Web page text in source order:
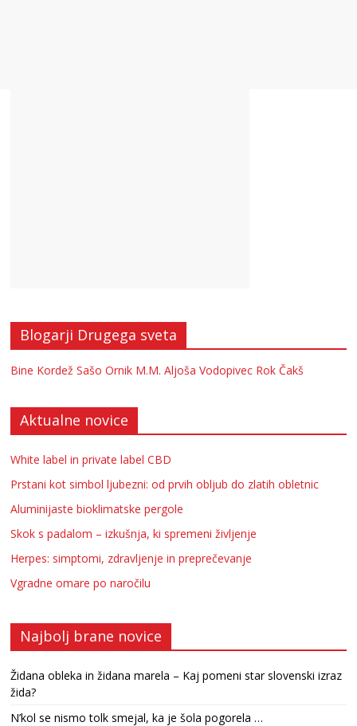
Blogarji Drugega sveta
Bine Kordež Sašo Ornik M.M. Aljoša Vodopivec Rok Čakš
Aktualne novice
White label in private label CBD
Prstani kot simbol ljubezni: od prvih obljub do zlatih obletnic
Aluminijaste bioklimatske pergole
Skok s padalom – izkušnja, ki spremeni življenje
Herpes: simptomi, zdravljenje in preprečevanje
Vgradne omare po naročilu
Najbolj brane novice
Židana obleka in židana marela – Kaj pomeni star slovenski izraz
žida?
N’kol se nismo tolk smejal, ka je šola pogorela …